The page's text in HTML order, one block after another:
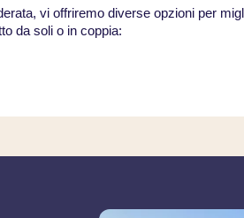
vi offriremo diverse opzioni per
da soli o in coppia: